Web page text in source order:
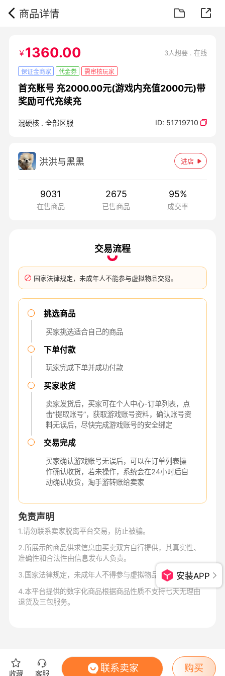
商品详情
￥1360.00 3人想要 . 在线
保证金商家 代金券 需审核玩家
首充账号 充2000.00元(游戏内充值2000元)带
奖励可代充续充
混硬核. 全部区服 ID: 51719710
洪洪与黑黑 进店
9031
在售商品
2675
已售商品
95%
成交率
交易流程
国家法律规定，未成年人不能参与虚拟物品交易。
挑选商品
买家挑选适合自己的商品
下单付款
玩家完成下单并成功付款
买家收货
卖家发货后，买家可在个人中心-订单列表，点
击“提取账号”，获取游戏账号资料，确认账号资
料无误后，尽快完成游戏账号的安全绑定
交易完成
买家确认游戏账号无误后，可以在订单列表操
作确认收货，若未操作，系统会在24小时后自
动确认收货，淘手游转账给卖家
免责声明
1.请勿联系卖家脱离平台交易，防止被骗。
2.所展示的商品供求信息由买卖双方自行提供，其真实性、
准确性和合法性由信息发布人负责。
3.国家法律规定，未成年人不得参与虚拟物品交易。
4.本平台提供的数字化商品根据商品性质不支持七天无理由
退货及三包服务。
收藏 客服
联系卖家 购买
安装APP